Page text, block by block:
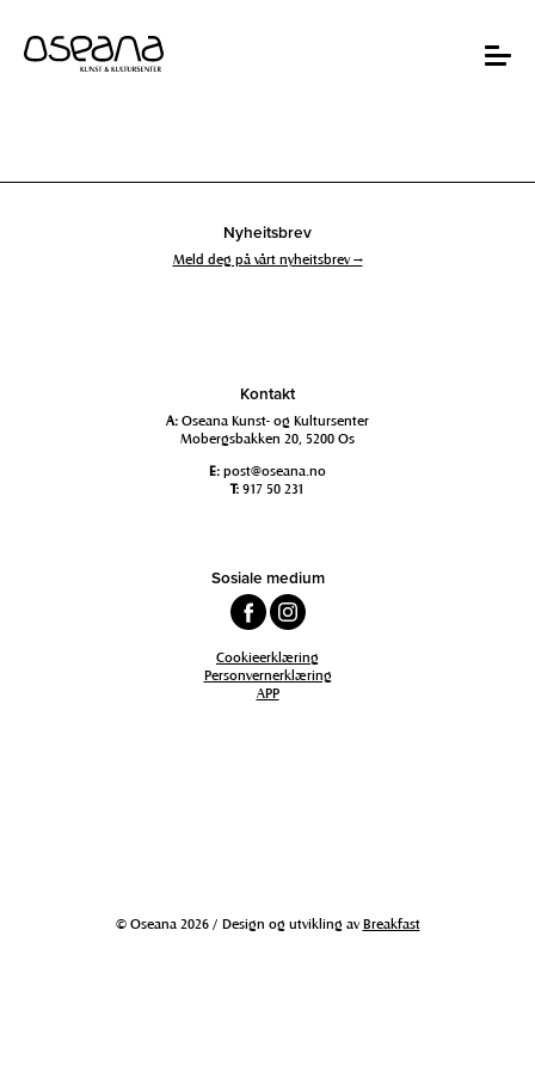
innhold
navigasjon
Toggle
Nyheitsbrev
Meld deg på vårt nyheitsbrev →
Kontakt
A: Oseana Kunst- og Kultursenter
Mobergsbakken 20, 5200 Os
E: post@oseana.no
T: 917 50 231
Sosiale medium
Cookieerklæring
Personvernerklæring
APP
© Oseana 2026 / Design og utvikling avBreakfast